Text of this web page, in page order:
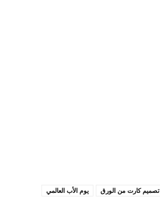
تصميم كارت من الورق
يوم الأب العالمي